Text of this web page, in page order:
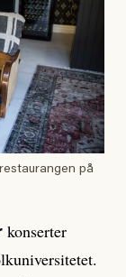
på
konserter